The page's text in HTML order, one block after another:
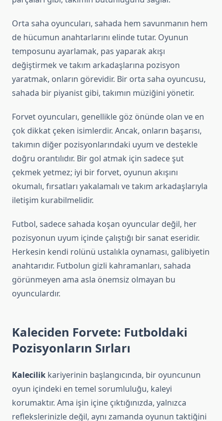
Orta saha oyuncuları, sahada hem savunmanın hem
de hücumun anahtarlarını elinde tutar. Oyunun
temposunu ayarlamak, pas yaparak akışı
değiştirmek ve takım arkadaşlarına pozisyon
yaratmak, onların görevidir. Bir orta saha oyuncusu,
sahada bir piyanist gibi, takımın müziğini yönetir.
Forvet oyuncuları, genellikle göz önünde olan ve en
çok dikkat çeken isimlerdir. Ancak, onların başarısı,
takımın diğer pozisyonlarındaki uyum ve destekle
doğru orantılıdır. Bir gol atmak için sadece şut
çekmek yetmez; iyi bir forvet, oyunun akışını
okumalı, fırsatları yakalamalı ve takım arkadaşlarıyla
iletişim kurabilmelidir.
Futbol, sadece sahada koşan oyuncular değil, her
pozisyonun uyum içinde çalıştığı bir sanat eseridir.
Herkesin kendi rolünü ustalıkla oynaması, galibiyetin
anahtarıdır. Futbolun gizli kahramanları, sahada
görünmeyen ama asla önemsiz olmayan bu
oyunculardır.
Kaleciden Forvete: Futboldaki
Pozisyonların Sırları
Kalecilik kariyerinin başlangıcında, bir oyuncunun
oyun içindeki en temel sorumluluğu, kaleyi
korumaktır. Ama işin içine çıktığınızda, yalnızca
reflekslerinizle değil, aynı zamanda oyunun taktiğini